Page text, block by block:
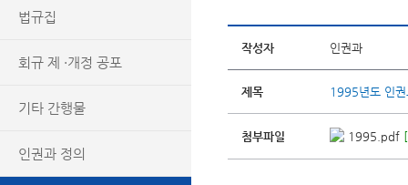
법규집
회규 제 ·개정 공포
기타 간행물
인권과 정의
작성자 인권과
제목 1995년도 인
첨부파일 1995.pdf